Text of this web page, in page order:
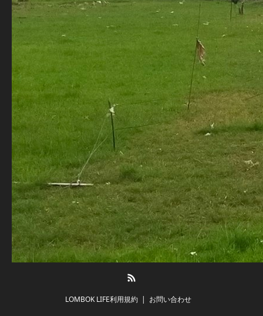
LOMBOK LIFE利用規約 お問い合わせ